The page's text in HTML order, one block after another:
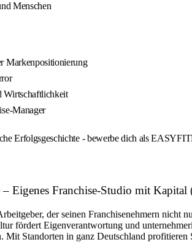
Menschen
Markenpositionierung
Wirtschaftlichkeit
Manager
Erfolgsgeschichte - bewerbe dich als
Eigenes Franchise-Studio mit
der seinen Franchisenehmern nicht
fördert Eigenverantwortung und
Mit Standorten in ganz Deutschland